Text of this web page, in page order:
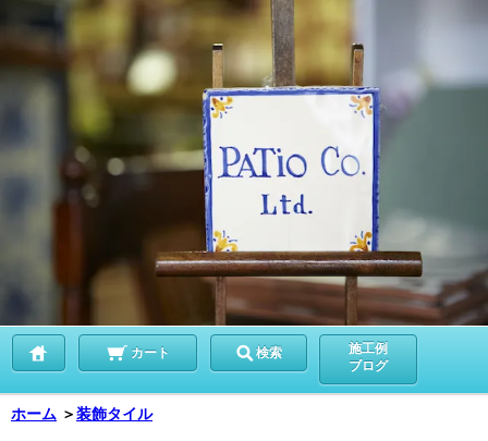
カート 検索
施工例
ブログ
ホーム ＞装飾タイル